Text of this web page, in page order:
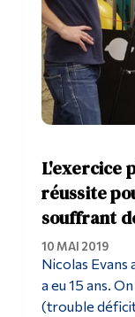
L'exercice
réussite
souffrant
10 MAI 2019
Nicolas Evans
a eu 15 ans.
(trouble